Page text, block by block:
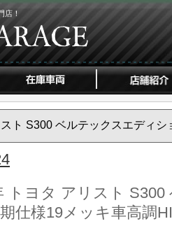
店！
ト S300 ベルテックスエディ
トヨタ アリスト
仕様19メッキ車高調